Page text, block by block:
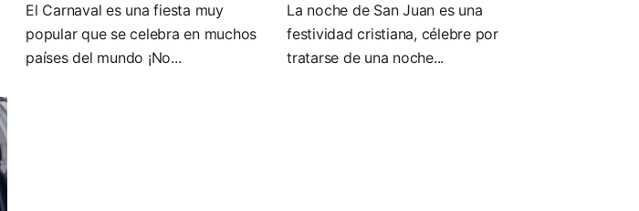
El Carnaval es una fiesta muy
popular que se celebra en muchos
países del mundo ¡No...
La noche de San Juan es una
festividad cristiana, célebre por
tratarse de una noche...